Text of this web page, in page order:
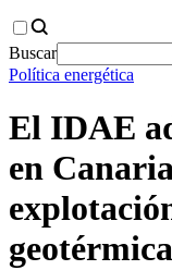
Buscar
Política energética
El IDAE
en
geotérmica